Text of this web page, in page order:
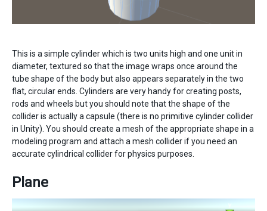
This is a simple cylinder which is two units high and one unit in
diameter, textured so that the image wraps once around the
tube shape of the body but also appears separately in the two
flat, circular ends. Cylinders are very handy for creating posts,
rods and wheels but you should note that the shape of the
collider is actually a capsule (there is no primitive cylinder collider
in Unity). You should create a mesh of the appropriate shape in a
modeling program and attach a mesh collider if you need an
accurate cylindrical collider for physics purposes.
Plane